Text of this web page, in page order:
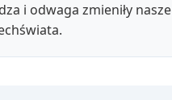
i odwaga zmieniły nasze